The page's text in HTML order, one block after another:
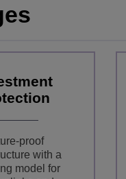
proof
with a
model for